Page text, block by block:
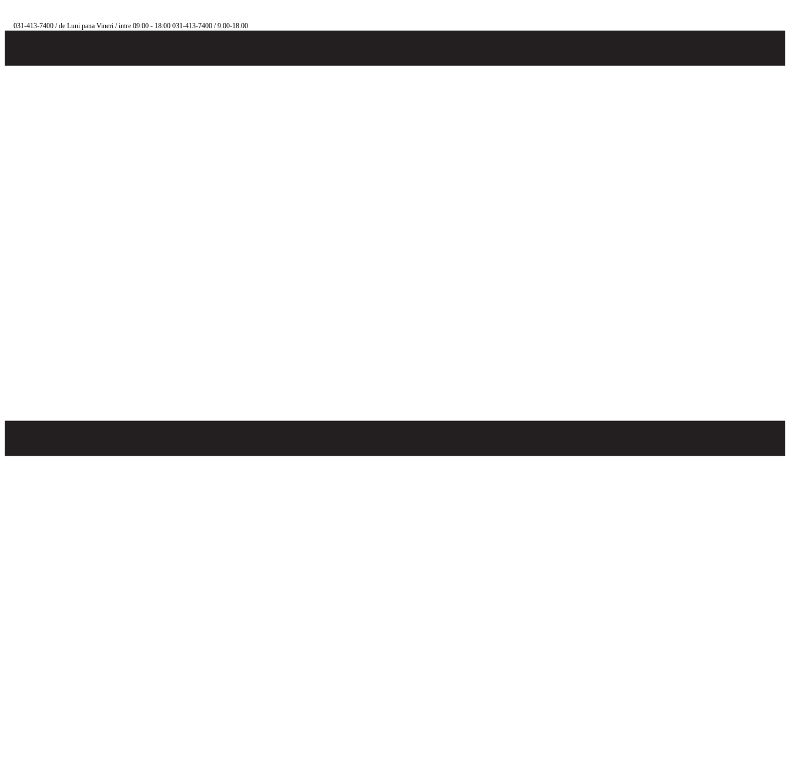
031-413-7400 / de Luni pana Vineri / intre 09:00 - 18:00 031-413-7400 / 9:00-18:00